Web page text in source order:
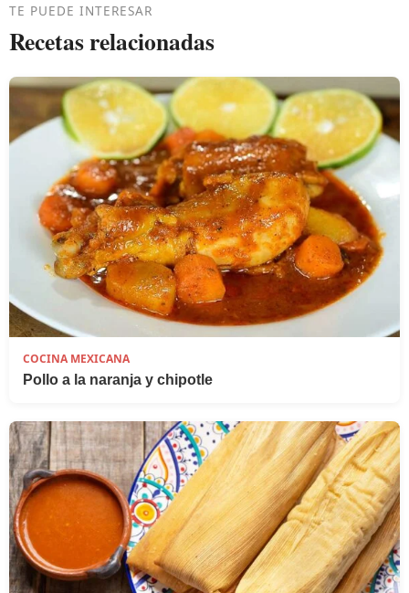
TE PUEDE INTERESAR
Recetas relacionadas
COCINA MEXICANA
Pollo a la naranja y chipotle